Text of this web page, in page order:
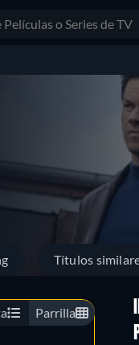
Títulos
Parrilla